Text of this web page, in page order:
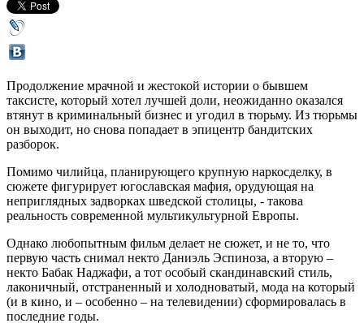
Продолжение мрачной и жестокой истории о бывшем
таксисте, который хотел лучшей доли, неожиданно оказался
втянут в криминальный бизнес и угодил в тюрьму. Из тюрьмы
он выходит, но снова попадает в эпицентр бандитских
разборок.
Помимо чилийца, планирующего крупную наркосделку, в
сюжете фигурирует югославская мафия, орудующая на
неприглядных задворках шведской столицы, - такова
реальность современной мультикультурной Европы.
Однако любопытным фильм делает не сюжет, и не то, что
первую часть снимал некто Даниэль Эспиноза, а вторую –
некто Бабак Наджафи, а тот особый скандинавский стиль,
лаконичный, отстраненный и холодноватый, мода на который
(и в кино, и – особенно – на телевидении) сформировалась в
последние годы.